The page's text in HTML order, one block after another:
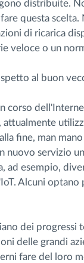
distribuite.
questa scelta.
di ricarica
veloce o un
al buon
corso
fine, man
nuovo servizio
ad esempio,
Alcuni
dei progressi
delle grandi
fare del loro